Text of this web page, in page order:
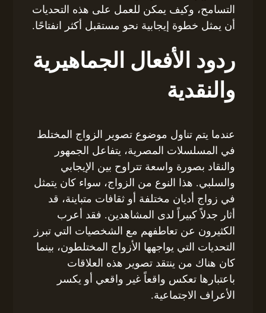
التسامح، وكيف يمكن للعمل على هذه التحديات
أن يمثل خطوة إيجابية نحو مستقبل أكثر انفتاحًا.
ردود الأفعال الجماهيرية
والنقدية
عندما يتم تناول موضوع تصوير الزواج المختلط
في المسلسلات المصرية، يتفاعل الجمهور
والنقاد بصورة واسعة تتراوح بين الإيجابي
والسلبي. هذا النوع من الزواج، سواء كان يتمثل
في زواج أديان مختلفة أو ثقافات متباينة، قد
أثار جدلاً كبيراً لدى المشاهدين. فقد أعرب
الكثيرون عن تعاطفهم مع الشخصيات التي تبرز
التحديات التي يواجهها الأزواج المختلطون، بينما
كان هناك من ينتقد تصوير هذه العلاقات
باعتبارها تعكس واقعاً غير واقعي أو يكسر
الأعراف الاجتماعية.